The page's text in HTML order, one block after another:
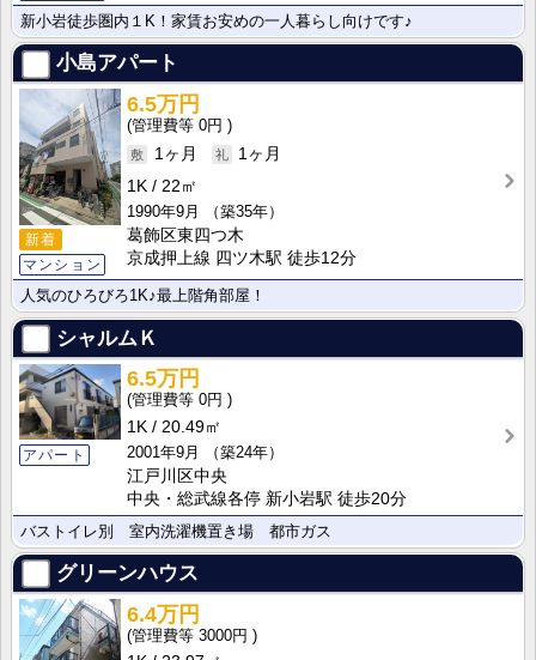
新小岩徒歩圏内１K！家賃お安めの一人暮らし向けです♪
小島アパート
新着
マンション
6.5万円
0円
1ヶ月
1ヶ月
1K
22㎡
1990年9月
（築35年）
葛飾区東四つ木
京成押上線 四ツ木駅 徒歩12分
人気のひろびろ1K♪最上階角部屋！
シャルムＫ
アパート
6.5万円
0円
1K
20.49㎡
2001年9月
（築24年）
江戸川区中央
中央・総武線各停 新小岩駅 徒歩20分
バストイレ別 室内洗濯機置き場 都市ガス
グリーンハウス
6.4万円
3000円